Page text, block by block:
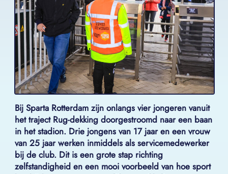
Bij Sparta Rotterdam zijn onlangs vier jongeren vanuit
het traject Rug-dekking doorgestroomd naar een baan
in het stadion. Drie jongens van 17 jaar en een vrouw
van 25 jaar werken inmiddels als servicemedewerker
bij de club. Dit is een grote stap richting
zelfstandigheid en een mooi voorbeeld van hoe sport